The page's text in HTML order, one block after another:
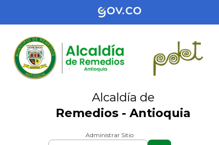
Alcaldía de
Remedios - Antioquia
Administrar Sitio